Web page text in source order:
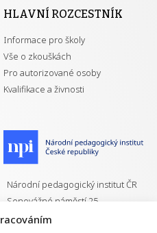
HLAVNÍ ROZCESTNÍK
Informace pro školy
Vše o zkouškách
Pro autorizované osoby
Kvalifikace a živnosti
Národní pedagogický institut ČR
Senovážné náměstí 25
110 00 Praha 1